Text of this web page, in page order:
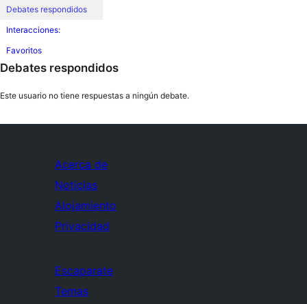
Debates respondidos
Interacciones:
Favoritos
Debates respondidos
Este usuario no tiene respuestas a ningún debate.
Acerca de
Noticias
Alojamiento
Privacidad
Escaparate
Temas